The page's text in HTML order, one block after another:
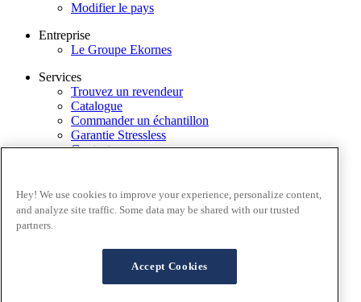
Modifier le pays
Entreprise
Le Groupe Ekornes
Services
Trouvez un revendeur
Catalogue
Commander un échantillon
Garantie Stressless
Contactez-nous
Conditions générales
Politique de confidentialité
Garantie
FAQ – Ventes en ligne
Hey! We use cookies to improve your experience, personalize content,
and analyze site traffic. Some data may be shared with our trusted
partners.
Accept Cookies